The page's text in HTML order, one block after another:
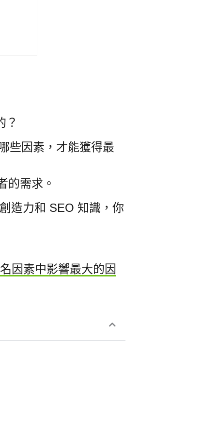
？
些因素，才能獲得最
的需求。
造力和 SEO 知識，你
因素中影響最大的因